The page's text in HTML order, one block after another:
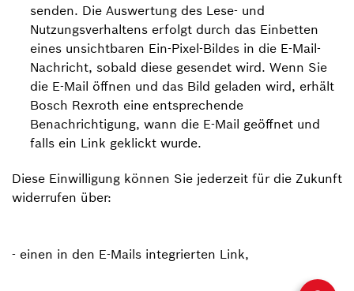
senden. Die Auswertung des Lese- und
Nutzungsverhaltens erfolgt durch das Einbetten
eines unsichtbaren Ein-Pixel-Bildes in die E-Mail-
Nachricht, sobald diese gesendet wird. Wenn Sie
die E-Mail öffnen und das Bild geladen wird, erhält
Bosch Rexroth eine entsprechende
Benachrichtigung, wann die E-Mail geöffnet und
falls ein Link geklickt wurde.
Diese Einwilligung können Sie jederzeit für die Zukunft
widerrufen über:
- einen in den E-Mails integrierten Link,